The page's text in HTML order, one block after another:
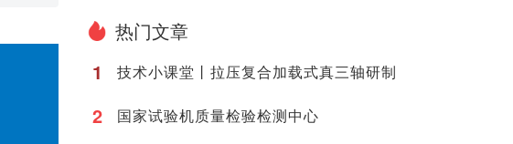
热门文章
1
技术小课堂丨拉压复合加载式真三轴研制
2 国家试验机质量检验检测中心